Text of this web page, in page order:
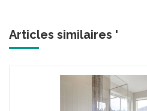
Articles similaires '